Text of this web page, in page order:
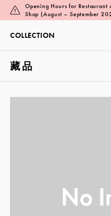
Opening Hours for
Shop (August – September
COLLECTION
藏品